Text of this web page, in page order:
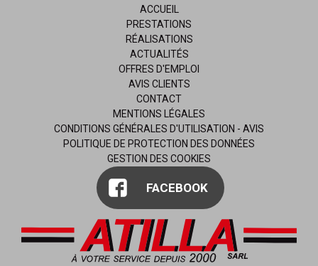
ACCUEIL
PRESTATIONS
RÉALISATIONS
ACTUALITÉS
OFFRES D'EMPLOI
AVIS CLIENTS
CONTACT
MENTIONS LÉGALES
CONDITIONS GÉNÉRALES D'UTILISATION - AVIS
POLITIQUE DE PROTECTION DES DONNÉES
GESTION DES COOKIES
FACEBOOK